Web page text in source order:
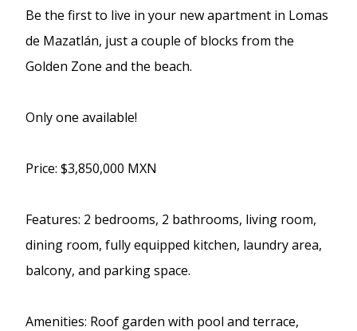
Be the first to live in your new apartment in Lomas
de Mazatlán, just a couple of blocks from the
Golden Zone and the beach.
Only one available!
Price: $3,850,000 MXN
Features: 2 bedrooms, 2 bathrooms, living room,
dining room, fully equipped kitchen, laundry area,
balcony, and parking space.
Amenities: Roof garden with pool and terrace,